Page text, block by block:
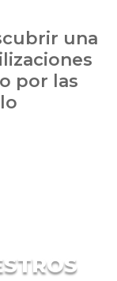
una
por las